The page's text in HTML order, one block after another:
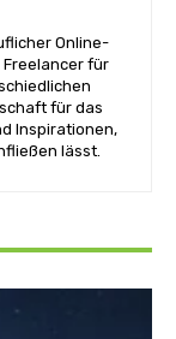
Online-
Freelancer für
für das
Inspirationen,
lässt.